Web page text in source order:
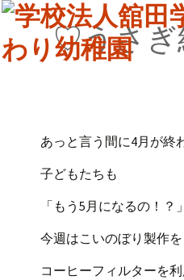
♡うさ
あっと言う間に4月が終
子どもたちも
「もう5月になるの！？
今週はこいのぼり製作
コーヒーフィルターを